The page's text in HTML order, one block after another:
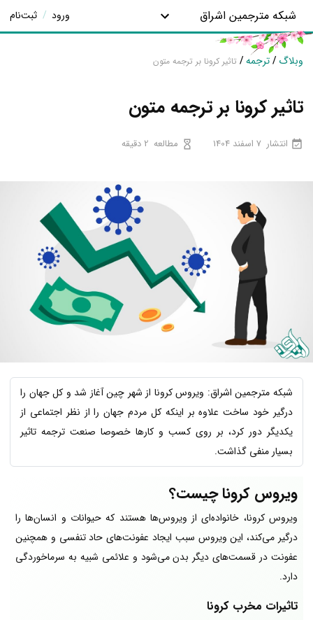
شبکه مترجمین اشراق ورود / ثبت‌نام
وبلاگ /ترجمه/ تاثیر کرونا بر ترجمه متون
تاثیر کرونا بر ترجمه متون
انتشار 7 اسفند 1404 مطالعه 2 دقیقه
شبکه مترجمین اشراق: ویروس کرونا از شهر چین آغاز شد و کل جهان را
درگیر خود ساخت علاوه بر اینکه کل مردم جهان را از نظر اجتماعی از
یکدیگر دور کرد، بر روی کسب و کارها خصوصا صنعت ترجمه تاثیر
بسیار منفی گذاشت.
ویروس کرونا چیست؟
ویروس کرونا، خانواده‌ای از ویروس‌ها هستند که حیوانات و انسان‌ها را
درگیر می‌کند، این ویروس سبب ایجاد عفونت‌های حاد تنفسی و همچنین
عفونت در قسمت‌های دیگر بدن می‌شود و علائمی شبیه به سرماخوردگی
دارد.
تاثیرات مخرب کرونا